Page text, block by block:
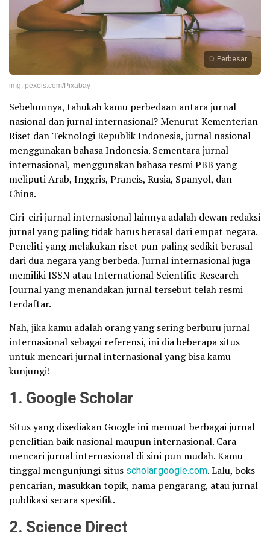
Perbesar
img: pexels.com/Pixabay
Sebelumnya, tahukah kamu perbedaan antara jurnal
nasional dan jurnal internasional? Menurut Kementerian
Riset dan Teknologi Republik Indonesia, jurnal nasional
menggunakan bahasa Indonesia. Sementara jurnal
internasional, menggunakan bahasa resmi PBB yang
meliputi Arab, Inggris, Prancis, Rusia, Spanyol, dan
China.
Ciri-ciri jurnal internasional lainnya adalah dewan redaksi
jurnal yang paling tidak harus berasal dari empat negara.
Peneliti yang melakukan riset pun paling sedikit berasal
dari dua negara yang berbeda. Jurnal internasional juga
memiliki ISSN atau International Scientific Research
Journal yang menandakan jurnal tersebut telah resmi
terdaftar.
Nah, jika kamu adalah orang yang sering berburu jurnal
internasional sebagai referensi, ini dia beberapa situs
untuk mencari jurnal internasional yang bisa kamu
kunjungi!
1. Google Scholar
Situs yang disediakan Google ini memuat berbagai jurnal
penelitian baik nasional maupun internasional. Cara
mencari jurnal internasional di sini pun mudah. Kamu
tinggal mengunjungi situs scholar.google.com. Lalu, boks
pencarian, masukkan topik, nama pengarang, atau jurnal
publikasi secara spesifik.
2. Science Direct